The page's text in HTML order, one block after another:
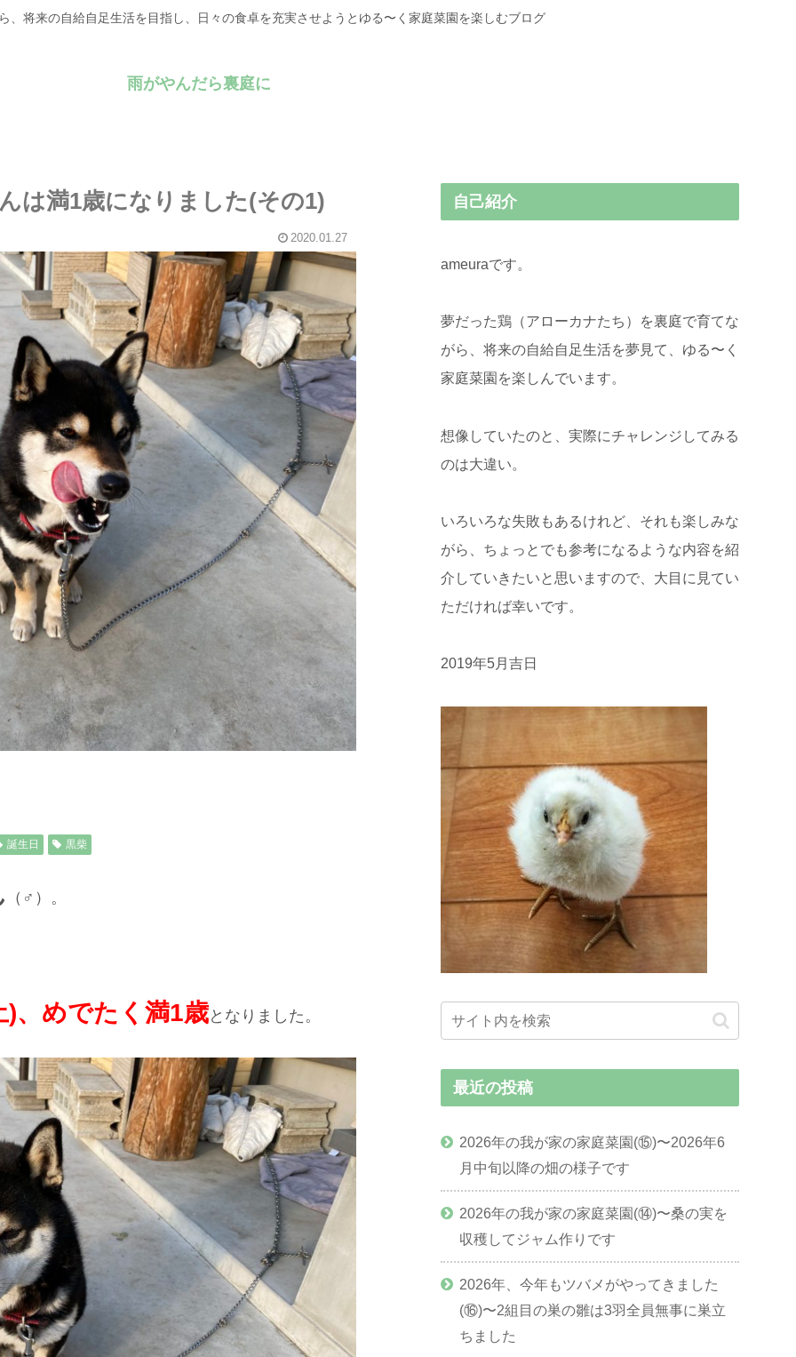
、将来の自給自足生活を目指し、日々の食卓を充実させようとゆる〜く家庭菜園を楽しむブログ
雨がやんだら裏庭に
は満1歳になりました(その1)
2020.01.27
誕生日 黒柴
（♂）。
、めでたく満1歳となりました。
自己紹介
ameuraです。
夢だった鶏（アローカナたち）を裏庭で育てな
がら、将来の自給自足生活を夢見て、ゆる〜く
家庭菜園を楽しんでいます。
想像していたのと、実際にチャレンジしてみる
のは大違い。
いろいろな失敗もあるけれど、それも楽しみな
がら、ちょっとでも参考になるような内容を紹
介していきたいと思いますので、大目に見てい
ただければ幸いです。
2019年5月吉日
最近の投稿
2026年の我が家の家庭菜園(⑮)〜2026年6
月中旬以降の畑の様子です
2026年の我が家の家庭菜園(⑭)〜桑の実を
収穫してジャム作りです
2026年、今年もツバメがやってきました
(⑯)〜2組目の巣の雛は3羽全員無事に巣立
ちました